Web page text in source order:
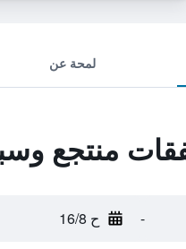
لمحة عن
منتجع
- ح 16/8